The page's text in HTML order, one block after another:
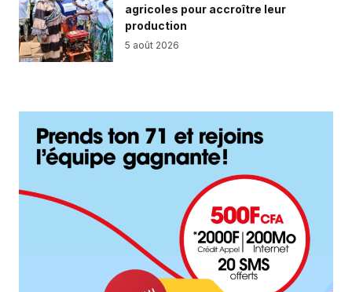
agricoles pour accroître leur
production
5 août 2026